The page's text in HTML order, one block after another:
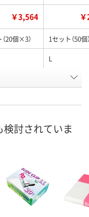
￥3,564
20個×3） 1セット（50個
L
RH37248
カゴへ
討されていま